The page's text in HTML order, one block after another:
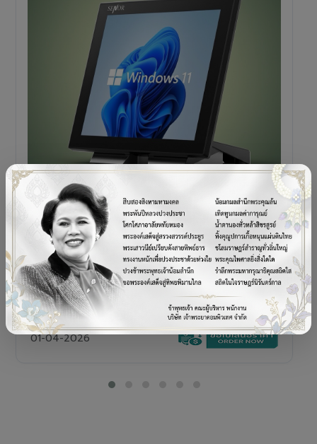
POS TERMINAL
SENOR V+5s
เครื่อง POS All-in-One Touch Screen ดีไซน์พรีเมียม
01-04-2026